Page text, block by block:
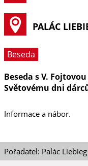
PALÁC
Beseda
Beseda s V.
Světovému dni
Informace a nábor.
Pořadatel: Palác Liebieg